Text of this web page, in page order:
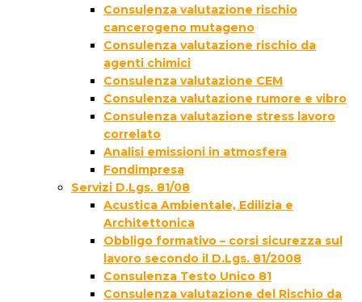
Consulenza valutazione rischio
cancerogeno mutageno
Consulenza valutazione rischio da
agenti chimici
Consulenza valutazione CEM
Consulenza valutazione rumore e vibro
Consulenza valutazione stress lavoro
correlato
Analisi emissioni in atmosfera
Fondimpresa
Servizi D.Lgs. 81/08
Acustica Ambientale, Edilizia e
Architettonica
Obbligo formativo – corsi sicurezza sul
lavoro secondo il D.Lgs. 81/2008
Consulenza Testo Unico 81
Consulenza valutazione del Rischio da